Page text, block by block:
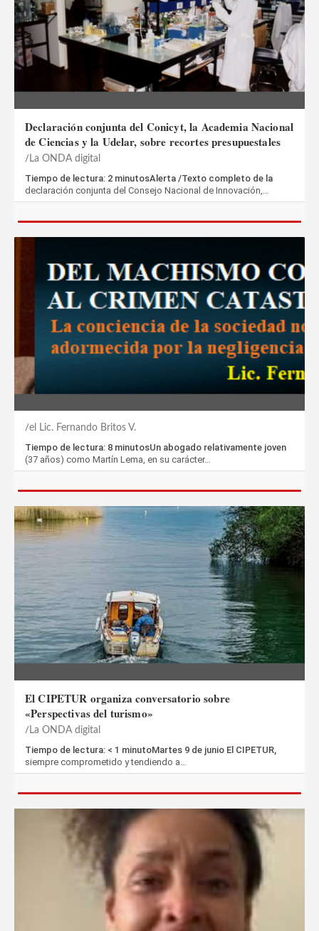
Declaración conjunta del Conicyt, la Academia Nacional
de Ciencias y la Udelar, sobre recortes presupuestales
La ONDA digital
Tiempo de lectura: 2 minutosAlerta /Texto completo de la
declaración conjunta del Consejo Nacional de Innovación,…
el Lic. Fernando Britos V.
Tiempo de lectura: 8 minutosUn abogado relativamente joven
(37 años) como Martín Lema, en su carácter…
El CIPETUR organiza conversatorio sobre
«Perspectivas del turismo»
La ONDA digital
Tiempo de lectura: < 1 minutoMartes 9 de junio El CIPETUR,
siempre comprometido y tendiendo a…